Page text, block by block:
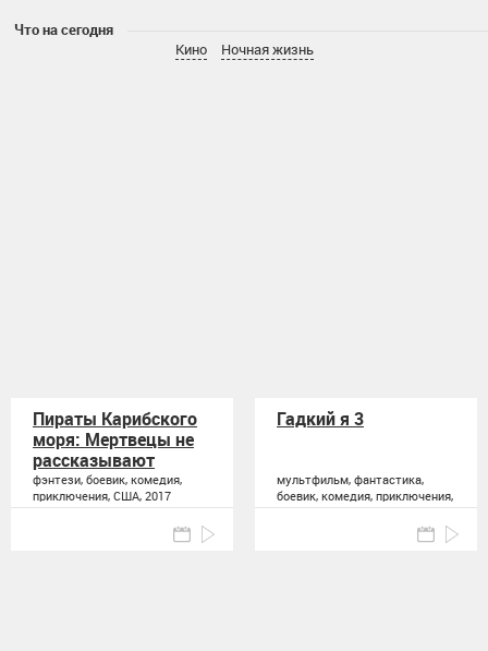
Что на сегодня
Кино
Ночная жизнь
Пираты Карибского
моря: Мертвецы не
рассказывают
сказки
фэнтези, боевик, комедия,
приключения, США, 2017
Гадкий я 3
мультфильм, фантастика,
боевик, комедия, приключения,
семейный, США, 2017